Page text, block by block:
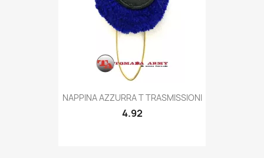
Quick view
NAPPINA AZZURRA T TRASMISSIONI
4.92